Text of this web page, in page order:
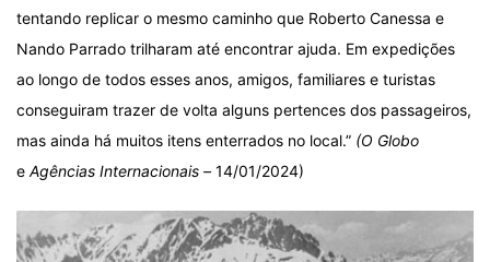
tentando replicar o mesmo caminho que Roberto Canessa e
Nando Parrado trilharam até encontrar ajuda. Em expedições
ao longo de todos esses anos, amigos, familiares e turistas
conseguiram trazer de volta alguns pertences dos passageiros,
mas ainda há muitos itens enterrados no local.” (O Globo
e Agências Internacionais – 14/01/2024)